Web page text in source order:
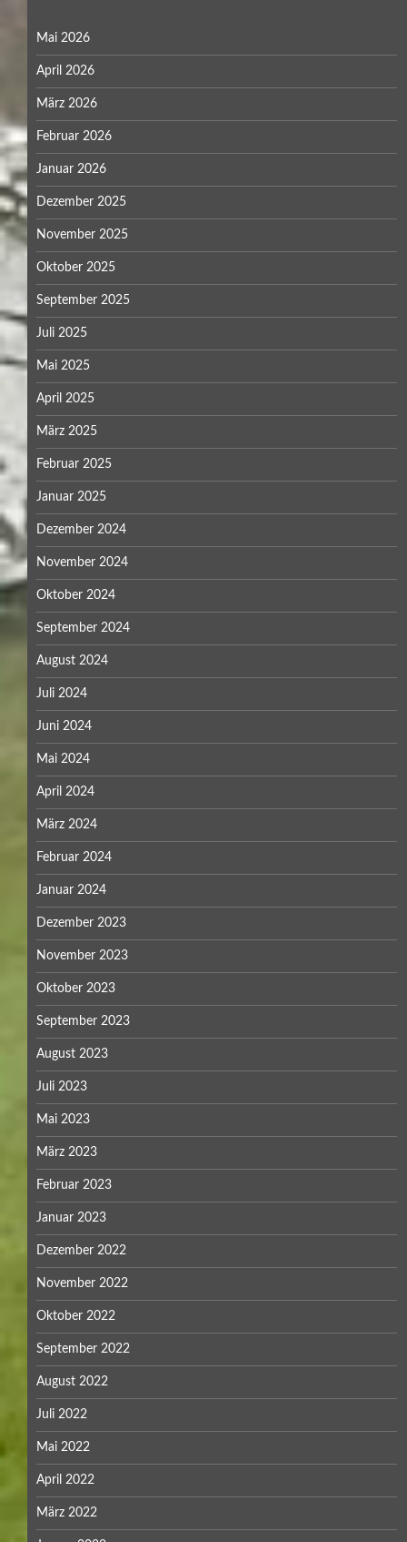
Mai 2026
April 2026
März 2026
Februar 2026
Januar 2026
Dezember 2025
November 2025
Oktober 2025
September 2025
Juli 2025
Mai 2025
April 2025
März 2025
Februar 2025
Januar 2025
Dezember 2024
November 2024
Oktober 2024
September 2024
August 2024
Juli 2024
Juni 2024
Mai 2024
April 2024
März 2024
Februar 2024
Januar 2024
Dezember 2023
November 2023
Oktober 2023
September 2023
August 2023
Juli 2023
Mai 2023
März 2023
Februar 2023
Januar 2023
Dezember 2022
November 2022
Oktober 2022
September 2022
August 2022
Juli 2022
Mai 2022
April 2022
März 2022